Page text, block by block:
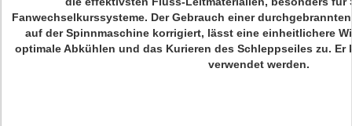
Fanwechselkurssysteme. Der Gebrauch einer
auf der Spinnmaschine korrigiert, lässt eine einheitlichere
optimale Abkühlen und das Kurieren des Schleppseiles zu. Er
verwendet werden.